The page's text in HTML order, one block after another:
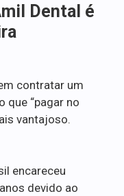
Dental é
contratar um
que “pagar no
vantajoso.
encareceu
devido ao